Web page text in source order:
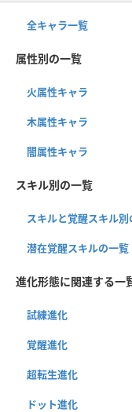
全キャラ一覧
属性別の一覧
火属性キャラ
木属性キャラ
闇属性キャラ
スキル別の一覧
スキルと覚醒スキル別
潜在覚醒スキルの一覧
進化形態に関連する一
試練進化
覚醒進化
超転生進化
ドット進化